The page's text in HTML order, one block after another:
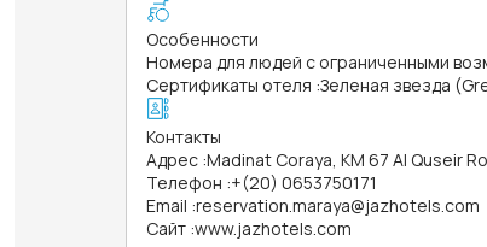
Особенности
Номера для людей с ограниченными
Сертификаты отеля :Зеленая звезда
Контакты
Адрес :Madinat Coraya, KM 67 Al Quseir
Телефон :+(20) 0653750171
Email :reservation.maraya@jazhotels.com
Сайт :www.jazhotels.com